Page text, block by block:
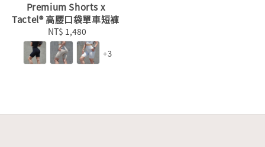
Premium Shorts x
Tactel® 高腰口袋單車短褲
Regular
price
NT$ 1,480
+3